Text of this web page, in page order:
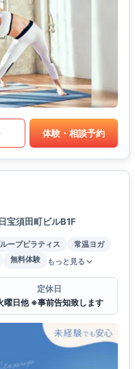
体験・相談予約
宝須田町ビルB1F
ープピラティス
常温ヨガ
無料体験 もっと見る
定休日
曜日他 ※事前告知致します